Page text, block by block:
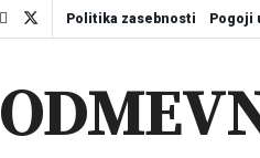
Politika zasebnosti Pogoji